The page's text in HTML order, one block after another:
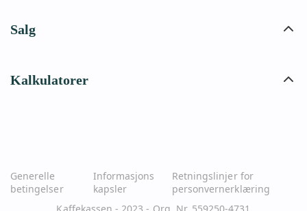
Salg
Kalkulatorer
Generelle
betingelser
Informasjons
kapsler
Retningslinjer for
personvernerklæring